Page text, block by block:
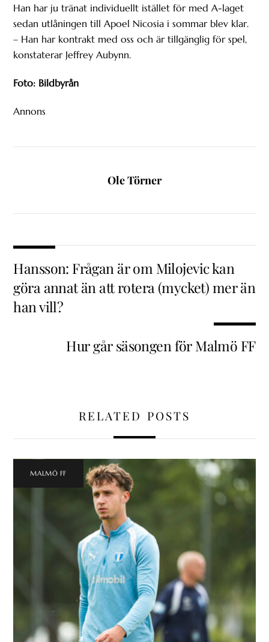
Han har ju tränat individuellt istället för med A-laget
sedan utlåningen till Apoel Nicosia i sommar blev klar.
– Han har kontrakt med oss och är tillgänglig för spel,
konstaterar Jeffrey Aubynn.
Foto: Bildbyrån
Annons
Ole Törner
Hansson: Frågan är om Milojevic kan
göra annat än att rotera (mycket) mer än
han vill?
Hur går säsongen för Malmö FF
RELATED POSTS
MALMÖ FF